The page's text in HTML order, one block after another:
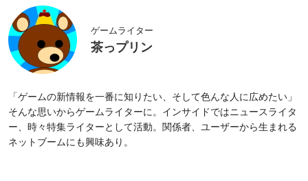
ゲームライター
茶っプリン
「ゲームの新情報を一番に知りたい、そして色んな人に広めたい」
そんな思いからゲームライターに。インサイドではニュースライタ
ー、時々特集ライターとして活動。関係者、ユーザーから生まれる
ネットブームにも興味あり。